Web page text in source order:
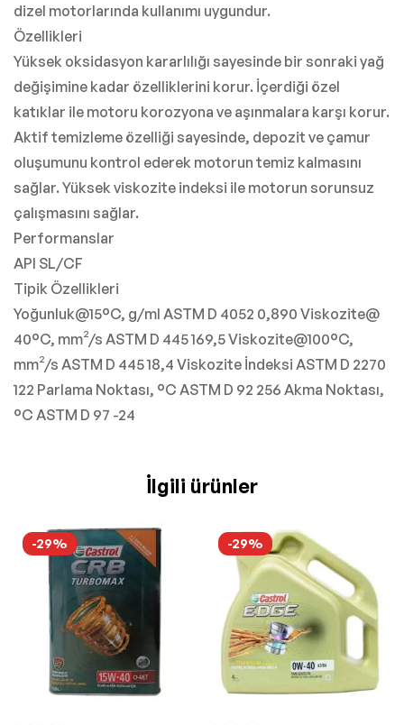
dizel motorlarında kullanımı uygundur.
Özellikleri
Yüksek oksidasyon kararlılığı sayesinde bir sonraki yağ
değişimine kadar özelliklerini korur. İçerdiği özel
katıklar ile motoru korozyona ve aşınmalara karşı korur.
Aktif temizleme özelliği sayesinde, depozit ve çamur
oluşumunu kontrol ederek motorun temiz kalmasını
sağlar. Yüksek viskozite indeksi ile motorun sorunsuz
çalışmasını sağlar.
Performanslar
API SL/CF
Tipik Özellikleri
Yoğunluk@15°C, g/ml ASTM D 4052 0,890 Viskozite@
40°C, mm²/s ASTM D 445 169,5 Viskozite@100°C,
mm²/s ASTM D 445 18,4 Viskozite İndeksi ASTM D 2270
122 Parlama Noktası, °C ASTM D 92 256 Akma Noktası,
°C ASTM D 97 -24
İlgili ürünler
-29% -29%